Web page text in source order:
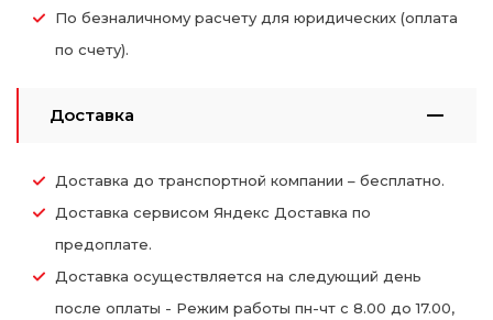
По безналичному расчету для юридических (оплата
по счету).
Доставка
Доставка до транспортной компании – бесплатно.
Доставка сервисом Яндекс Доставка по
предоплате.
Доставка осуществляется на следующий день
после оплаты - Режим работы пн-чт с 8.00 до 17.00,